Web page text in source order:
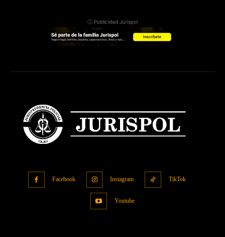
ⓘ Publicidad Jurispol
Facebook Instagram TikTok
Youtube